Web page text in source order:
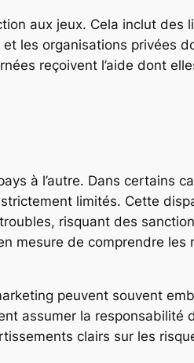
aux jeux. Cela inclut des
les organisations privées
reçoivent l’aide dont
à l’autre. Dans certains
limités. Cette
risquant des
mesure de comprendre les
peuvent souvent
assumer la responsabilité
clairs sur les